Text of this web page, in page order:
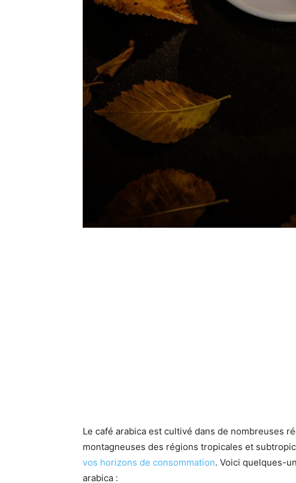
Le café arabica est cultivé dans de nombreuses
montagneuses des régions tropicales et
vos horizons de consommation. Voici quelques-
arabica :